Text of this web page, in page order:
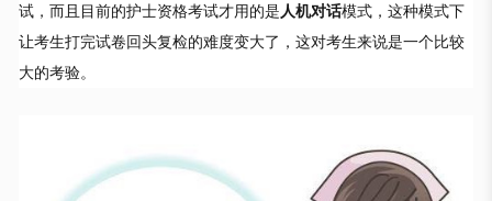
试，而且目前的护士资格考试才用的是 人机对话模式，这种模式下
让考生打完试卷回头复检的难度变大了，这对考生来说是一个比较
大的考验。